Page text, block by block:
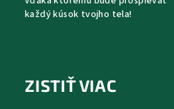
každý kúsok tvojho tela!
ZISTIŤ VIAC